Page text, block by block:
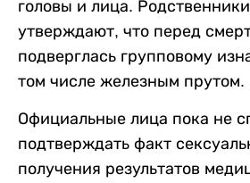
головы и лица.
утверждают, что перед
подверглась групповому
том числе железным прутом.
Официальные лица пока не
подтверждать факт
получения результатов